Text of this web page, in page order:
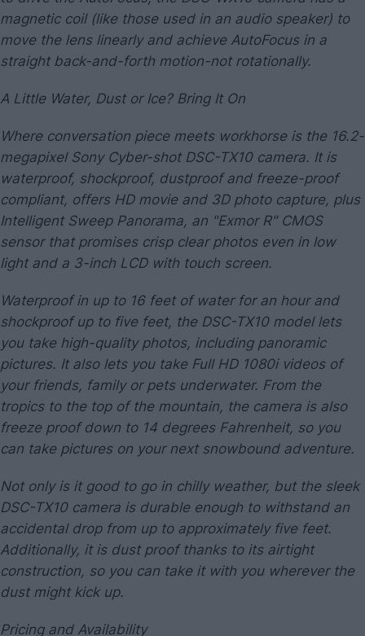
magnetic coil (like those used in an audio speaker) to
move the lens linearly and achieve AutoFocus in a
straight back-and-forth motion-not rotationally.
A Little Water, Dust or Ice? Bring It On
Where conversation piece meets workhorse is the 16.2-
megapixel Sony Cyber-shot DSC-TX10 camera. It is
waterproof, shockproof, dustproof and freeze-proof
compliant, offers HD movie and 3D photo capture, plus
Intelligent Sweep Panorama, an "Exmor R" CMOS
sensor that promises crisp clear photos even in low
light and a 3-inch LCD with touch screen.
Waterproof in up to 16 feet of water for an hour and
shockproof up to five feet, the DSC-TX10 model lets
you take high-quality photos, including panoramic
pictures. It also lets you take Full HD 1080i videos of
your friends, family or pets underwater. From the
tropics to the top of the mountain, the camera is also
freeze proof down to 14 degrees Fahrenheit, so you
can take pictures on your next snowbound adventure.
Not only is it good to go in chilly weather, but the sleek
DSC-TX10 camera is durable enough to withstand an
accidental drop from up to approximately five feet.
Additionally, it is dust proof thanks to its airtight
construction, so you can take it with you wherever the
dust might kick up.
Pricing and Availability